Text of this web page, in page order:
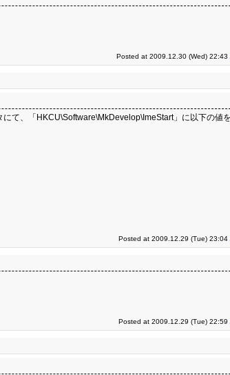
Posted at 2009.12.30 (Wed) 22:43
て、「HKCU\Software\MkDevelop\ImeStart」に以下の値を
Posted at 2009.12.29 (Tue) 23:04
Posted at 2009.12.29 (Tue) 22:59